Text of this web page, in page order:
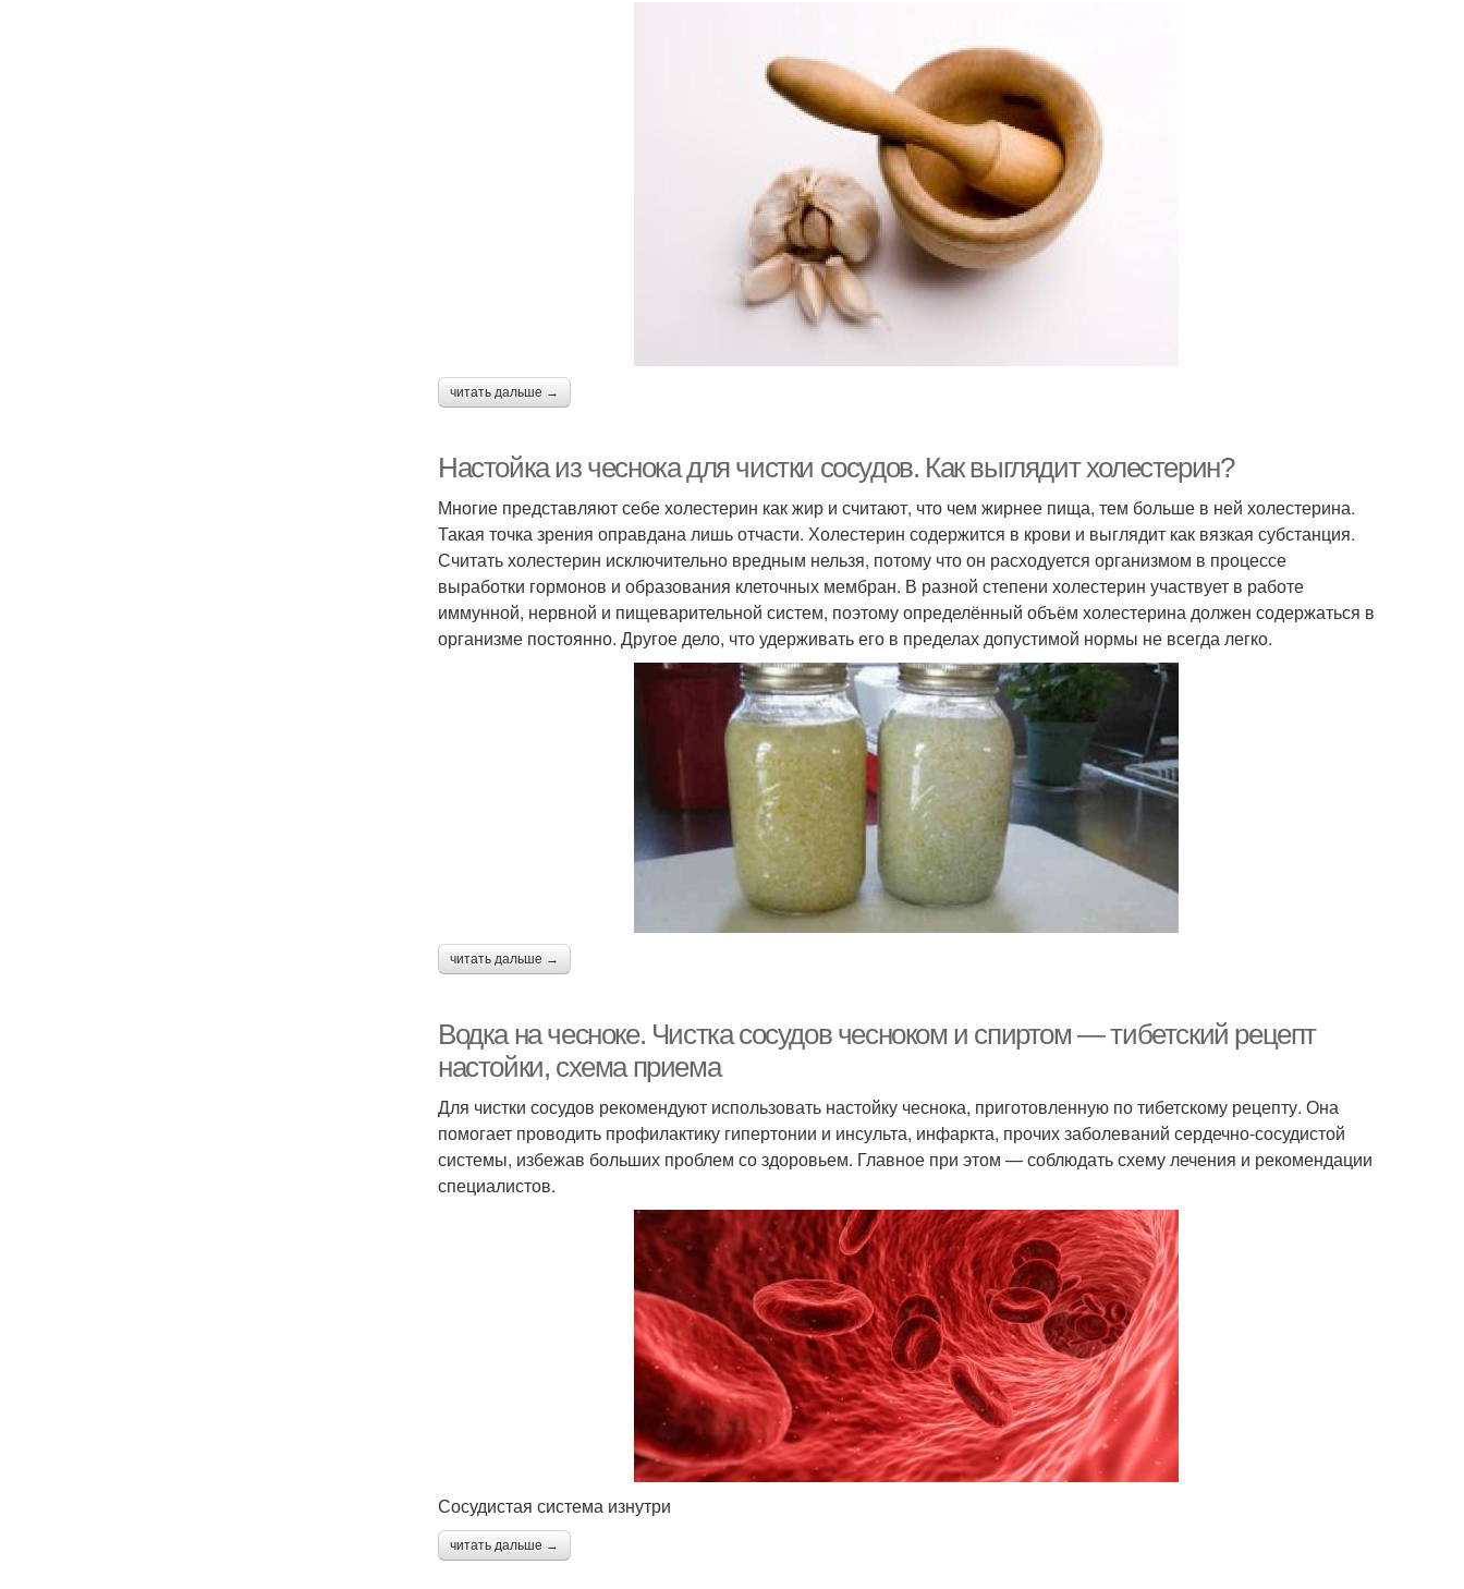
читать дальше →
Настойка из чеснока для чистки сосудов. Как выглядит холестерин?
Многие представляют себе холестерин как жир и считают, что чем жирнее пища, тем больше в ней холестерина.
Такая точка зрения оправдана лишь отчасти. Холестерин содержится в крови и выглядит как вязкая субстанция.
Считать холестерин исключительно вредным нельзя, потому что он расходуется организмом в процессе
выработки гормонов и образования клеточных мембран. В разной степени холестерин участвует в работе
иммунной, нервной и пищеварительной систем, поэтому определённый объём холестерина должен содержаться в
организме постоянно. Другое дело, что удерживать его в пределах допустимой нормы не всегда легко.
читать дальше →
Водка на чесноке. Чистка сосудов чесноком и спиртом — тибетский рецепт
настойки, схема приема
Для чистки сосудов рекомендуют использовать настойку чеснока, приготовленную по тибетскому рецепту. Она
помогает проводить профилактику гипертонии и инсульта, инфаркта, прочих заболеваний сердечно-сосудистой
системы, избежав больших проблем со здоровьем. Главное при этом — соблюдать схему лечения и рекомендации
специалистов.
Сосудистая система изнутри
читать дальше →